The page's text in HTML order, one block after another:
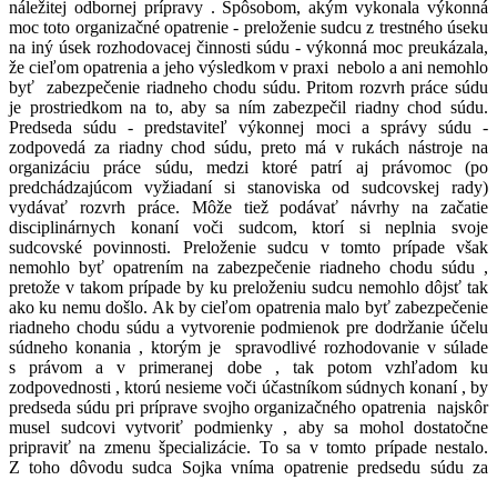
náležitej odbornej prípravy . Spôsobom, akým vykonala výkonná
moc toto organizačné opatrenie - preloženie sudcu z trestného úseku
na iný úsek rozhodovacej činnosti súdu - výkonná moc preukázala,
že cieľom opatrenia a jeho výsledkom v praxi nebolo a ani nemohlo
byť zabezpečenie riadneho chodu súdu. Pritom rozvrh práce súdu
je prostriedkom na to, aby sa ním zabezpečil riadny chod súdu.
Predseda súdu - predstaviteľ výkonnej moci a správy súdu -
zodpovedá za riadny chod súdu, preto má v rukách nástroje na
organizáciu práce súdu, medzi ktoré patrí aj právomoc (po
predchádzajúcom vyžiadaní si stanoviska od sudcovskej rady)
vydávať rozvrh práce. Môže tiež podávať návrhy na začatie
disciplinárnych konaní voči sudcom, ktorí si neplnia svoje
sudcovské povinnosti. Preloženie sudcu v tomto prípade však
nemohlo byť opatrením na zabezpečenie riadneho chodu súdu ,
pretože v takom prípade by ku preloženiu sudcu nemohlo dôjsť tak
ako ku nemu došlo. Ak by cieľom opatrenia malo byť zabezpečenie
riadneho chodu súdu a vytvorenie podmienok pre dodržanie účelu
súdneho konania , ktorým je spravodlivé rozhodovanie v súlade
s právom a v primeranej dobe , tak potom vzhľadom ku
zodpovednosti , ktorú nesieme voči účastníkom súdnych konaní , by
predseda súdu pri príprave svojho organizačného opatrenia najskôr
musel sudcovi vytvoriť podmienky , aby sa mohol dostatočne
pripraviť na zmenu špecializácie. To sa v tomto prípade nestalo.
Z toho dôvodu sudca Sojka vníma opatrenie predsedu súdu za